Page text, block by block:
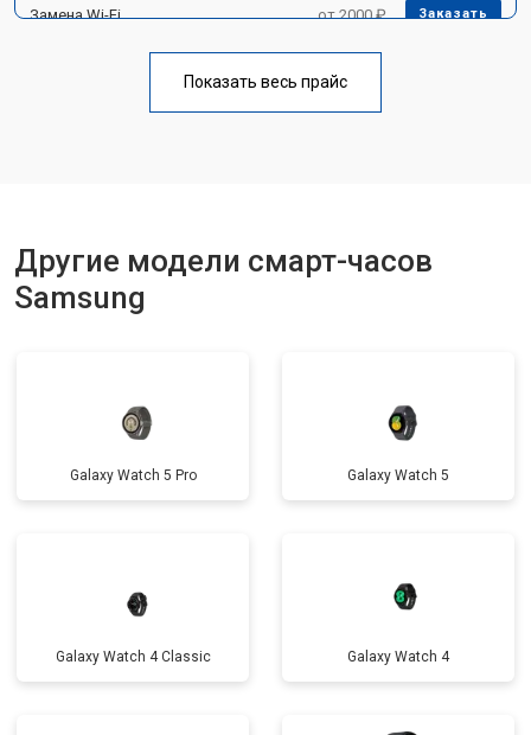
Замена Wi-Fi от 2000 ₽ Заказать
Показать весь прайс
Другие модели смарт-часов
Samsung
Galaxy Watch 5 Pro Galaxy Watch 5
Galaxy Watch 4 Classic Galaxy Watch 4